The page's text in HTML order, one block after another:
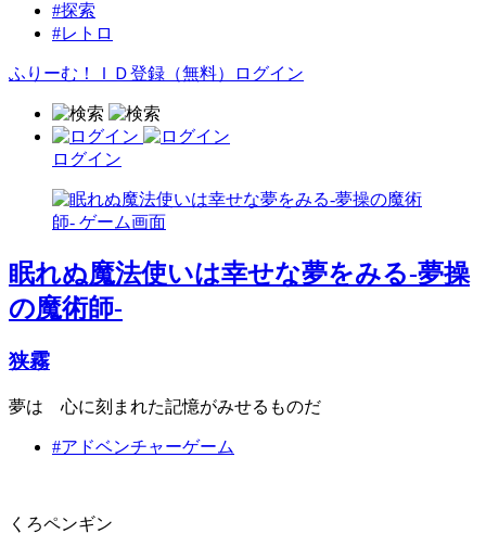
#探索
#レトロ
ふりーむ！ＩＤ登録（無料） ログイン
ログイン
眠れぬ魔法使いは幸せな夢をみる-夢操
の魔術師-
狭霧
夢は 心に刻まれた記憶がみせるものだ
#アドベンチャーゲーム
くろペンギン